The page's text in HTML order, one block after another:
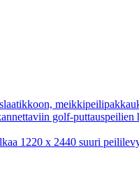
golf-
1220 x 2440 suuri